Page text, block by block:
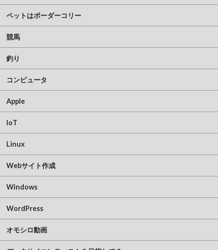
ペットはボーダーコリー
競馬
釣り
コンピュータ
Apple
IoT
Linux
Webサイト作成
Windows
WordPress
オモシロ動画